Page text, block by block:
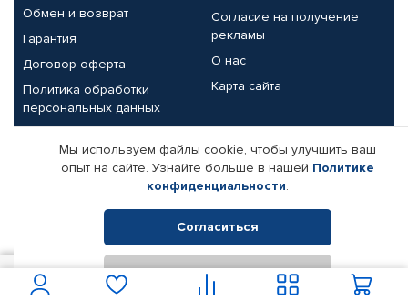
Обмен и возврат
Гарантия
Договор-оферта
Политика обработки
персональных данных
Согласие на получение
рекламы
О нас
Карта сайта
Партнерам
Корпоративным клиентам
Поставщикам
Реквизиты компании
© КАМАЗ ЦЕНТР ДОНЕЦК, 2015-2026. Все права защищены.
Интернет-магазин автомобильных товаров Автопрофи.
Мы используем файлы cookie, чтобы улучшить ваш
опыт на сайте. Узнайте больше в нашей Политике
конфиденциальности.
Согласиться
Отклонить
В корзину